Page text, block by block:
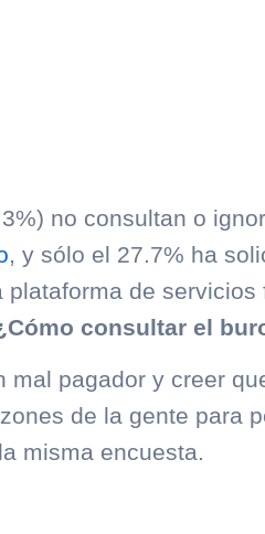
no consultan o
, y sólo el 27.7% ha
de servicios
consultar el
mal pagador y creer
de la gente para
misma encuesta.